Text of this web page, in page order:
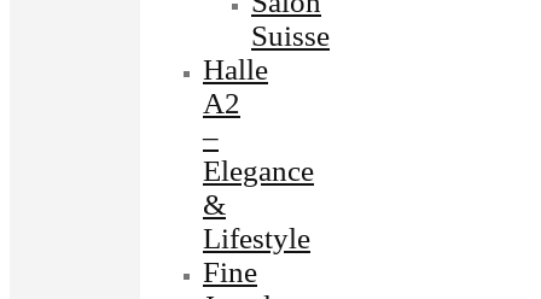
Suisse
Halle
A2
–
Elegance
&
Lifestyle
Fine